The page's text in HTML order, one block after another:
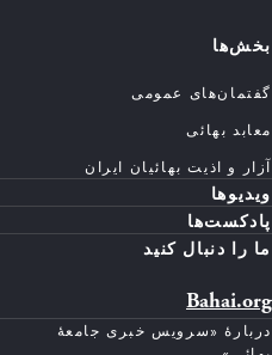
بخش‌ها
گفتمان‌های عمومی
معابد بهائی
آزار و اذیت بهائیان ایران
ویدیوها
پادکست‌ها
ما را دنبال کنید
Bahai.org
دربارهٔ «سرویس خبری جامعهٔ